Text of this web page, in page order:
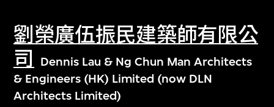
劉榮廣伍振民建築師有限公
司
Dennis Lau & Ng Chun Man Architects
& Engineers (HK) Limited (now DLN
Architects Limited)